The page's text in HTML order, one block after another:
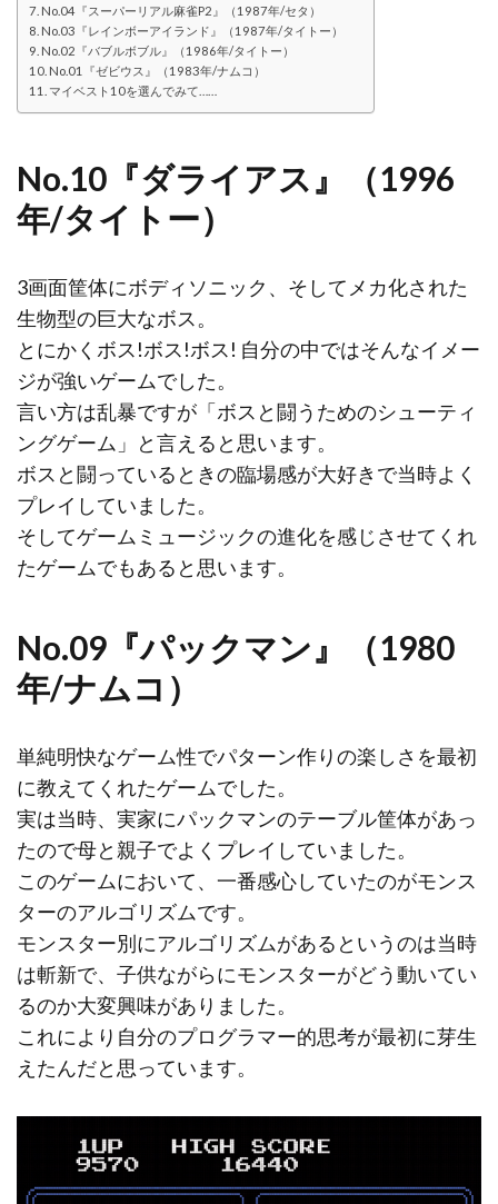
No.04『スーパーリアル麻雀P2』（1987年/セタ）
No.03『レインボーアイランド』（1987年/タイトー）
No.02『バブルボブル』（1986年/タイトー）
No.01『ゼビウス』（1983年/ナムコ）
マイベスト10を選んでみて……
No.10『ダライアス』（1996
年/タイトー）
3画面筐体にボディソニック、そしてメカ化された
生物型の巨大なボス。
とにかくボス!ボス!ボス! 自分の中ではそんなイメー
ジが強いゲームでした。
言い方は乱暴ですが「ボスと闘うためのシューティ
ングゲーム」と言えると思います。
ボスと闘っているときの臨場感が大好きで当時よく
プレイしていました。
そしてゲームミュージックの進化を感じさせてくれ
たゲームでもあると思います。
No.09『パックマン』（1980
年/ナムコ）
単純明快なゲーム性でパターン作りの楽しさを最初
に教えてくれたゲームでした。
実は当時、実家にパックマンのテーブル筐体があっ
たので母と親子でよくプレイしていました。
このゲームにおいて、一番感心していたのがモンス
ターのアルゴリズムです。
モンスター別にアルゴリズムがあるというのは当時
は斬新で、子供ながらにモンスターがどう動いてい
るのか大変興味がありました。
これにより自分のプログラマー的思考が最初に芽生
えたんだと思っています。